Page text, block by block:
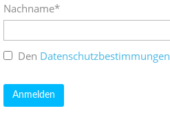
Nachname*
Den Datenschutzbestimmungen